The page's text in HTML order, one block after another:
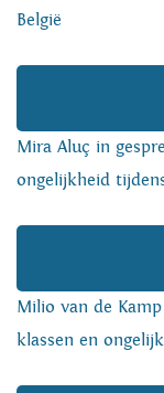
België
Mira Aluç in
ongelijkheid
Milio van de
klassen en